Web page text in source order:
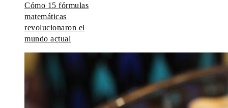
Cómo 15 fórmulas
matemáticas
revolucionaron el
mundo actual